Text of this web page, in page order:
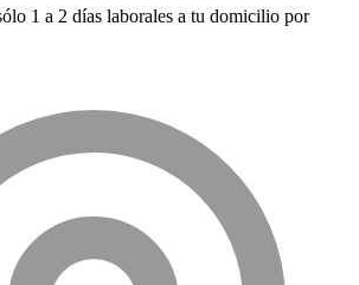
1 a 2 días laborales a tu domicilio por